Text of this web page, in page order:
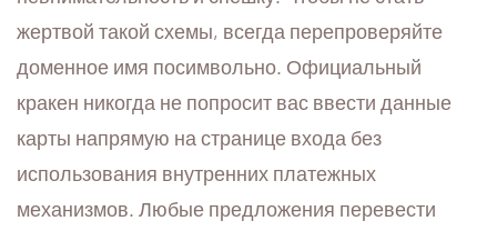
жертвой такой схемы, всегда перепроверяйте
доменное имя посимвольно. Официальный
кракен никогда не попросит вас ввести данные
карты напрямую на странице входа без
использования внутренних платежных
механизмов. Любые предложения перевести